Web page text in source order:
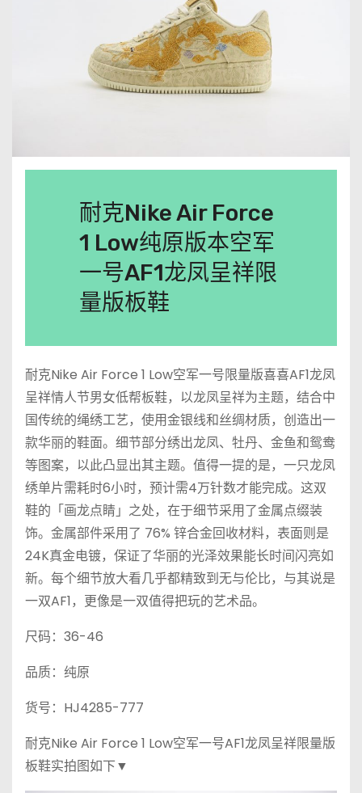
耐克Nike Air Force
1 Low纯原版本空军
一号AF1龙凤呈祥限
量版板鞋
耐克Nike Air Force 1 Low空军一号限量版喜喜AF1龙凤
呈祥情人节男女低帮板鞋，以龙凤呈祥为主题，结合中
国传统的绳绣工艺，使用金银线和丝绸材质，创造出一
款华丽的鞋面。细节部分绣出龙凤、牡丹、金鱼和鸳鸯
等图案，以此凸显出其主题。值得一提的是，一只龙凤
绣单片需耗时6小时，预计需4万针数才能完成。这双
鞋的「画龙点睛」之处，在于细节采用了金属点缀装
饰。金属部件采用了 76% 锌合金回收材料，表面则是
24K真金电镀，保证了华丽的光泽效果能长时间闪亮如
新。每个细节放大看几乎都精致到无与伦比，与其说是
一双AF1，更像是一双值得把玩的艺术品。
尺码：36-46
品质：纯原
货号：HJ4285-777
耐克Nike Air Force 1 Low空军一号AF1龙凤呈祥限量版
板鞋实拍图如下▼